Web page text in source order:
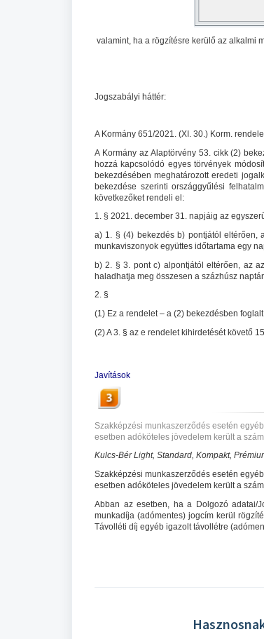
valamint, ha a rögzítésre kerülő az alkalmi
Jogszabályi háttér:
A Kormány 651/2021. (XI. 30.) Korm.
A Kormány az Alaptörvény 53. cikk (2)
hozzá kapcsolódó egyes törvények
bekezdésében meghatározott eredeti
bekezdése szerinti országgyűlési
következőket rendeli el:
1. § 2021. december 31. napjáig az
a) 1. § (4) bekezdés b) pontjától eltérően,
munkaviszonyok együttes időtartama egy
b) 2. § 3. pont c) alpontjától eltérően, az
haladhatja meg összesen a százhúsz
2. §
(1) Ez a rendelet – a (2) bekezdésben
(2) A 3. § az e rendelet kihirdetését követő
Javítások
Szakképzési munkaszerződés esetén
esetben adóköteles jövedelem került a
Kulcs-Bér Light, Standard, Kompakt,
Szakképzési munkaszerződés esetén
esetben adóköteles jövedelem került a
Abban az esetben, ha a Dolgozó adatai/
munkadíja (adómentes) jogcím kerül
Távolléti díj egyéb igazolt távollétre